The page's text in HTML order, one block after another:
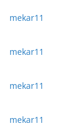
mekar11
mekar11
mekar11
mekar11